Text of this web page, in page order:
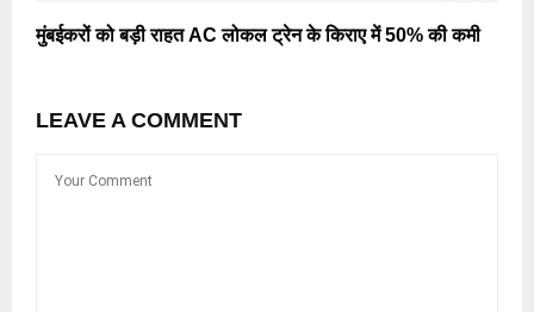
मुंबईकरों को बड़ी राहत AC लोकल ट्रेन के किराए में 50% की कमी
LEAVE A COMMENT